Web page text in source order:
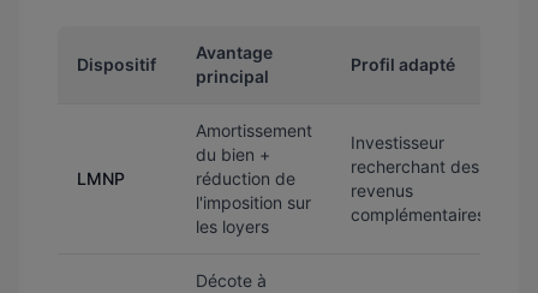
Dispositif
Avantage
principal
Profil adapté
LMNP
Amortissement
du bien +
réduction de
l'imposition sur
les loyers
Investisseur
recherchant des
revenus
complémentaires
Décote à